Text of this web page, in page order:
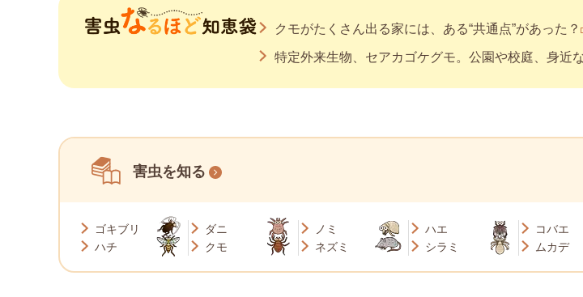
クモがたくさん出る家には、ある“共通点”があった？
特定外来生物、セアカゴケグモ。公園や校庭、身近
害虫を知る
ゴキブリ ダニ ノミ ハエ コバエ
ハチ
クモ ネズミ シラミ ムカデ